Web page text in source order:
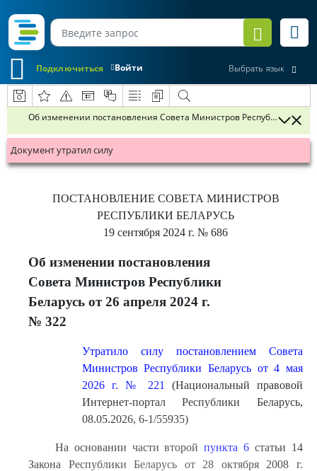
Войти
Подключиться Выбрать язык
Об изменении постановления Совета Министров Республики
Документ утратил силу
ПОСТАНОВЛЕНИЕ СОВЕТА МИНИСТРОВ
РЕСПУБЛИКИ БЕЛАРУСЬ
19 сентября 2024 г. № 686
Об изменении постановления
Совета Министров Республики
Беларусь от 26 апреля 2024 г.
№ 322
Утратило силу постановлением Совета
Министров Республики Беларусь от 4 мая
2026 г. № 221 (Национальный правовой
Интернет-портал Республики Беларусь,
08.05.2026, 6-1/55935)
На основании части второйпункта 6 статьи 14
Закона Республики Беларусь от 28 октября 2008 г.